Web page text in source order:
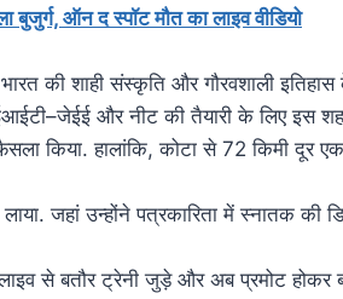
ऑन द स्पॉट मौत का लाइव वीडियो
की शाही संस्कृति और गौरवशाली
और नीट की तैयारी के लिए इस
किया. हालांकि, कोटा से 72 किमी दूर
जहां उन्होंने पत्रकारिता में स्नातक की
से बतौर ट्रेनी जुड़े और अब प्रमोट होकर